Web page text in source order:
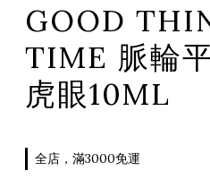
GOOD
TIME 脈輪
虎眼10ML
全店，滿3000免運